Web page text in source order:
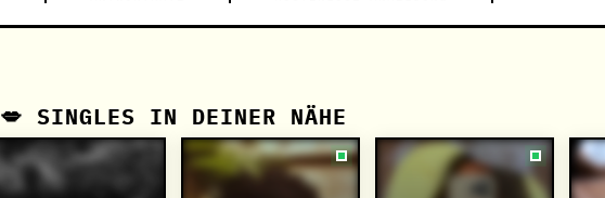
💋 SINGLES IN DEINER NÄHE